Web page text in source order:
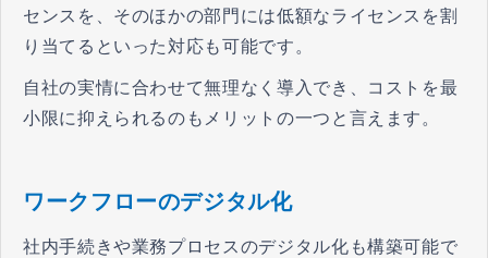
センスを、そのほかの部門には低額なライセンスを割
り当てるといった対応も可能です。
自社の実情に合わせて無理なく導入でき、コストを最
小限に抑えられるのもメリットの一つと言えます。
ワークフローのデジタル化
社内手続きや業務プロセスのデジタル化も構築可能で